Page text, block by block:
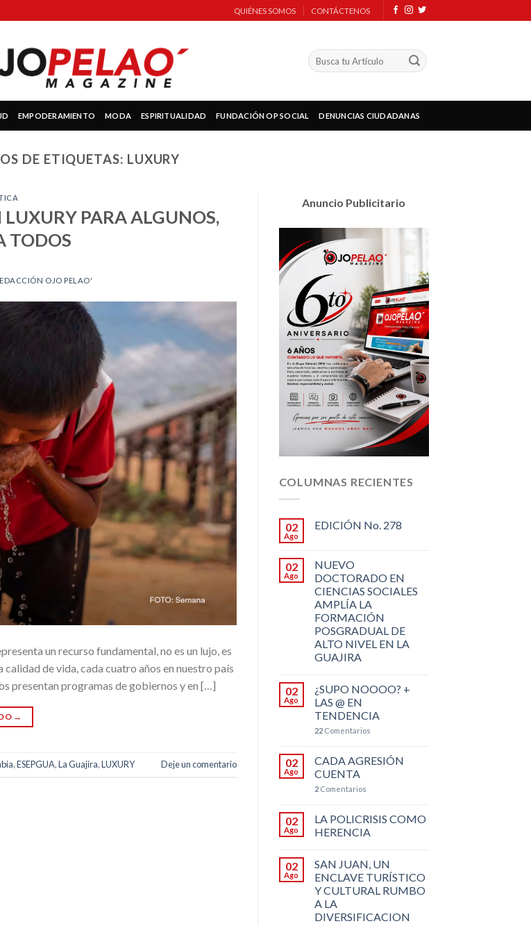
QUIÉNES SOMOS CONTÁCTENOS
EMPODERAMIENTO MODA ESPIRITUALIDAD FUNDACIÓN OP SOCIAL DENUNCIAS CIUDADANAS
DE ETIQUETAS: LUXURY
PARA ALGUNOS,
TODOS
OJO PELAO'
un recurso fundamental, no es un lujo, es
de vida, cada cuatro años en nuestro país
presentan programas de gobiernos y en […]
→
,ESEPGUA,La Guajira,LUXURY Deje un comentario
Anuncio Publicitario
COLUMNAS RECIENTES
02
Ago
EDICIÓN No. 278
02
Ago
NUEVO
DOCTORADO EN
CIENCIAS SOCIALES
AMPLÍA LA
FORMACIÓN
POSGRADUAL DE
ALTO NIVEL EN LA
GUAJIRA
02
Ago
¿SUPO NOOOO? +
LAS @ EN
TENDENCIA
22Comentarios
02
Ago
CADA AGRESIÓN
CUENTA
2Comentarios
02
Ago
LA POLICRISIS COMO
HERENCIA
02
Ago
SAN JUAN, UN
ENCLAVE TURÍSTICO
Y CULTURAL RUMBO
A LA
DIVERSIFICACION